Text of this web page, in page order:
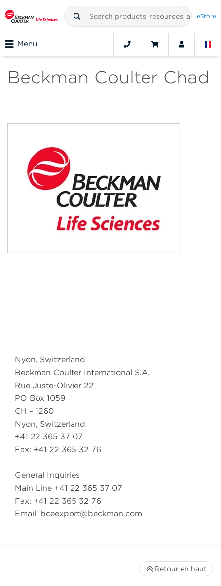
eStore
Menu
Beckman Coulter Chad
Nyon, Switzerland
Beckman Coulter International S.A.
Rue Juste-Olivier 22
PO Box 1059
CH – 1260
Nyon, Switzerland
+41 22 365 37 07
Fax: +41 22 365 32 76
General Inquiries
Main Line +41 22 365 37 07
Fax: +41 22 365 32 76
Email: bceexport@beckman.com
Retour en haut